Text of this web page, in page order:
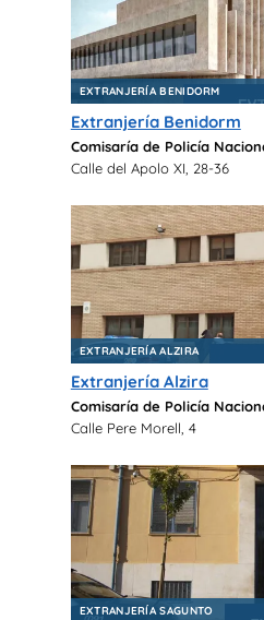
EXTRANJERÍA BENIDORM
Extranjería Benidorm
Comisaría de Policía
Calle del Apolo XI, 28-36
EXTRANJERÍA ALZIRA
Extranjería Alzira
Comisaría de Policía
Calle Pere Morell, 4
EXTRANJERÍA SAGUNTO